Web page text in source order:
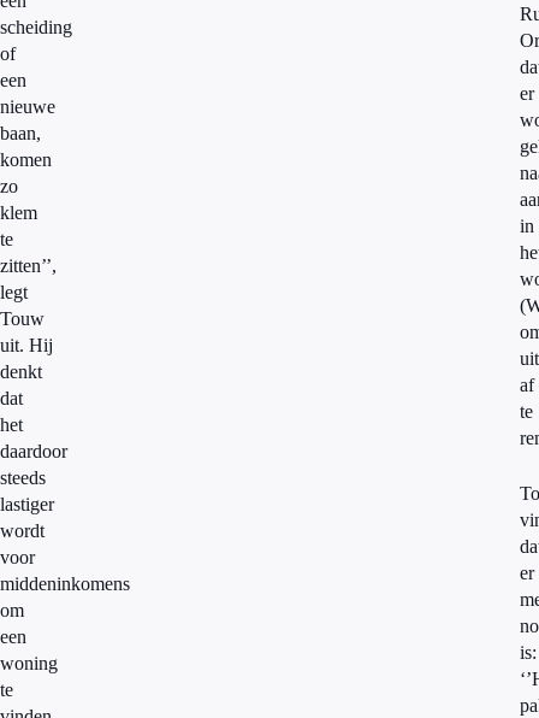
scheiding
of
een
nieuwe
baan,
komen
zo
klem
te
zitten’’,
legt
Touw
uit. Hij
denkt
dat
het
daardoor
steeds
lastiger
wordt
voor
middeninkomens
om
een
woning
te
er
in
af
te
er
is: